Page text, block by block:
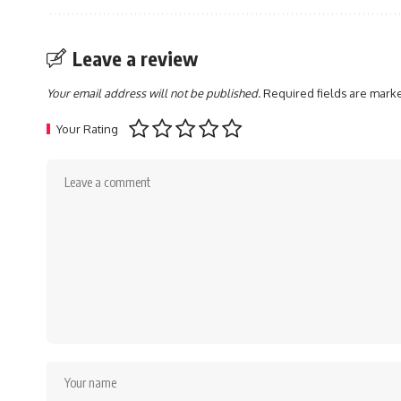
Leave a review
Your email address will not be published.Required fields are
Your Rating